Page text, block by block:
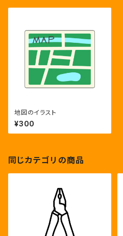
地図のイラスト
¥300
同じカテゴリの商品